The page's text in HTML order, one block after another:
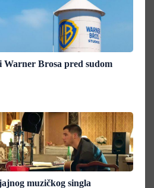
Warner Brosa pred sudom
muzičkog singla